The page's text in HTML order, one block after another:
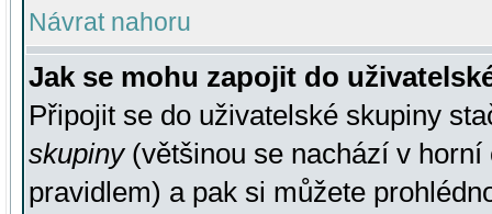
Návrat nahoru
Jak se mohu zapojit do
Připojit se do uživatelské skupiny
skupiny(většinou se nachází v horní
pravidlem) a pak si můžete